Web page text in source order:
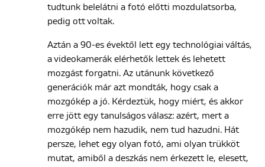
tudtunk belelátni a fotó előtti mozdulatsorba,
pedig ott voltak.
Aztán a 90-es évektől lett egy technológiai váltás,
a videokamerák elérhetők lettek és lehetett
mozgást forgatni. Az utánunk következő
generációk már azt mondták, hogy csak a
mozgókép a jó. Kérdeztük, hogy miért, és akkor
erre jött egy tanulságos válasz: azért, mert a
mozgókép nem hazudik, nem tud hazudni. Hát
persze, lehet egy olyan fotó, ami olyan trükköt
mutat, amiből a deszkás nem érkezett le, elesett,